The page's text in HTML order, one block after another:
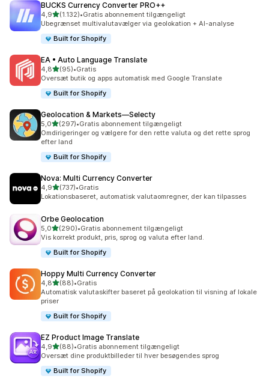
BUCKS Currency Converter PRO++
4,9ud af 5 stjerner
(1.132)
1132 anmeldelser i alt
•Gratis abonnement tilgængeligt
Ubegrænset multivalutavælger via geolokation + AI-analyse
Built for Shopify
EA • Auto Language Translate
4,8ud af 5 stjerner
(95)
95 anmeldelser i alt
•Gratis
Oversæt butik og apps automatisk med Google Translate
Built for Shopify
Geolocation & Markets—Selecty
5,0ud af 5 stjerner
(297)
297 anmeldelser i alt
•Gratis abonnement tilgængeligt
Omdirigeringer og vælgere for den rette valuta og det rette sprog
efter land
Built for Shopify
Nova: Multi Currency Converter
4,9ud af 5 stjerner
(737)
737 anmeldelser i alt
•Gratis
Lokationsbaseret, automatisk valutaomregner, der kan tilpasses
Orbe Geolocation
5,0ud af 5 stjerner
(290)
290 anmeldelser i alt
•Gratis abonnement tilgængeligt
Vis korrekt produkt, pris, sprog og valuta efter land.
Built for Shopify
Hoppy Multi Currency Converter
4,8ud af 5 stjerner
(88)
88 anmeldelser i alt
•Gratis
Automatisk valutaskifter baseret på geolokation til visning af lokale
priser
Built for Shopify
EZ Product Image Translate
4,9ud af 5 stjerner
(88)
88 anmeldelser i alt
•Gratis abonnement tilgængeligt
Oversæt dine produktbilleder til hver besøgendes sprog
Built for Shopify